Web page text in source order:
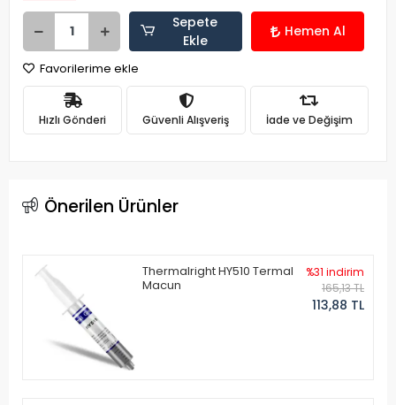
Sepete
Ekle
Hemen Al
Favorilerime ekle
Hızlı Gönderi Güvenli Alışveriş İade ve Değişim
Önerilen Ürünler
Thermalright HY510 Termal
Macun
%31 indirim
165,13 TL
113,88 TL